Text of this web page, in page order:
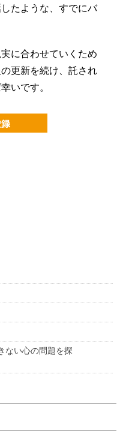
たような、すでにバ
に合わせていくため
更新を続け、託され
いです。
ない心の問題を探